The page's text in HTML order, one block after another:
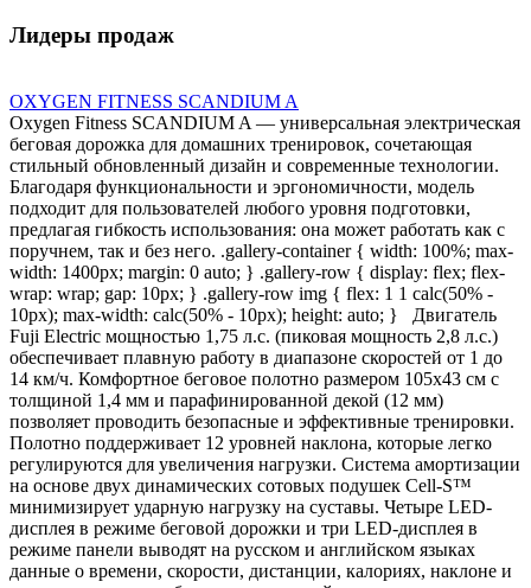
Лидеры продаж
OXYGEN FITNESS SCANDIUM A
Oxygen Fitness SCANDIUM A — универсальная электрическая
беговая дорожка для домашних тренировок, сочетающая
стильный обновленный дизайн и современные технологии.
Благодаря функциональности и эргономичности, модель
подходит для пользователей любого уровня подготовки,
предлагая гибкость использования: она может работать как с
поручнем, так и без него. .gallery-container { width: 100%; max-
width: 1400px; margin: 0 auto; } .gallery-row { display: flex; flex-
wrap: wrap; gap: 10px; } .gallery-row img { flex: 1 1 calc(50% -
10px); max-width: calc(50% - 10px); height: auto; } Двигатель
Fuji Electric мощностью 1,75 л.с. (пиковая мощность 2,8 л.с.)
обеспечивает плавную работу в диапазоне скоростей от 1 до
14 км/ч. Комфортное беговое полотно размером 105х43 см с
толщиной 1,4 мм и парафинированной декой (12 мм)
позволяет проводить безопасные и эффективные тренировки.
Полотно поддерживает 12 уровней наклона, которые легко
регулируются для увеличения нагрузки. Система амортизации
на основе двух динамических сотовых подушек Cell-S™
минимизирует ударную нагрузку на суставы. Четыре LED-
дисплея в режиме беговой дорожки и три LED-дисплея в
режиме панели выводят на русском и английском языках
данные о времени, скорости, дистанции, калориях, наклоне и